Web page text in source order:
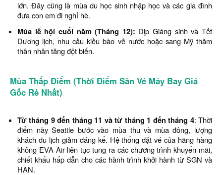
lớn. Đây cũng là mùa du học sinh nhập học và các gia đình
đưa con em đi nghỉ hè.
Mùa lễ hội cuối năm (Tháng 12): Dịp Giáng sinh và Tết
Dương lịch, nhu cầu kiều bào về nước hoặc sang Mỹ thăm
thân nhân tăng đột biến.
Mùa Thấp Điểm (Thời Điểm Săn Vé Máy Bay Giá
Gốc Rẻ Nhất)
Từ tháng 9 đến tháng 11 và từ tháng 1 đến tháng 4: Thời
điểm này Seattle bước vào mùa thu và mùa đông, lượng
khách du lịch giảm đáng kể. Hệ thống đặt vé của hãng hàng
không EVA Air liên tục tung ra các chương trình khuyến mãi,
chiết khấu hấp dẫn cho các hành trình khởi hành từ SGN và
HAN.